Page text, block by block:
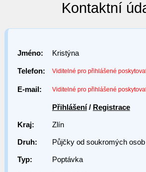
Kontaktní
Jméno: Kristýna
Telefon: Viditelné pro přihlášené
E-mail: Viditelné pro přihlášené
Přihlášení/ Registrace
Kraj: Zlín
Druh: Půjčky od soukromých osob
Typ: Poptávka